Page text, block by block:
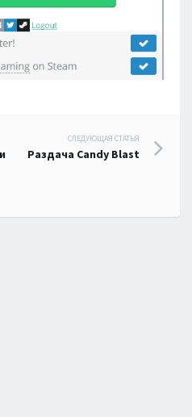
СЛЕДУЮЩАЯ СТАТЬЯ
Раздача Candy Blast